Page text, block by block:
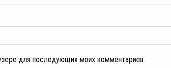
для последующих моих комментариев.